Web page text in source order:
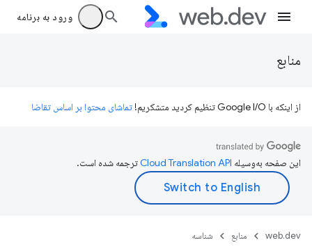
ورود به برنامه
منابع
از اینکه با Google I/O تنظیم کردید متشکریم! تماشای محتوا بر اساس تقاضا
این صفحه به‌وسیله ترجمه شده است.
web.dev منابع شناسه